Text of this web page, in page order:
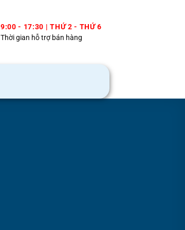
9:00 - 17:30 | THỨ 2 - THỨ 6
Thời gian hỗ trợ bán hàng